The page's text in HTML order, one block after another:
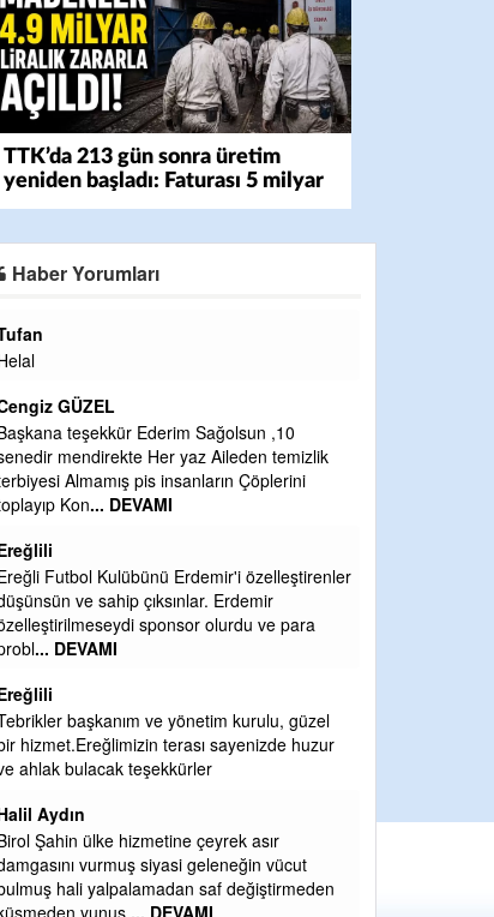
TTK’da 213 gün sonra üretim
yeniden başladı: Faturası 5 milyar
liraya dayandı
Haber Yorumları
Halil Aydın
Çırak ustasından öğrenir kısmet bağlamayı...
CEVDET YILMAZ
GULDERE DERE ÇALIŞMALARI, SEKIZ YIL
ÖNCE ALKAYA TARAFINDAN BAŞLATILDI,
ETRASFINDA YERLEŞİM YERI OLMAYAN
DEVAMI
Şaban yavuz
Mekanı cennet olsun kederli ailesine Rabbim
Sabri Celil ihsan eylesin
Sebahattin özarslan
Günaydın hayırlı sabahlar dilerim
H BakiYüksel